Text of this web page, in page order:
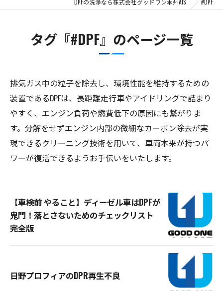
DPFの洗浄なら株式会社グッドワン本州AIS #DPF
タグ『#DPF』のページ一覧
排気ガス中の粒子を除去し、環境性能を維持するための
装置であるDPFは、長距離走行車やアイドリングで詰まり
やすく、エンジン負荷や燃費低下の原因にも繋がりま
す。分解をせずエンジン内部の微細なカーボン除去が実
現できるクリーニング技術を用いて、車両本来が持つパ
ワーが復活できるようお手伝いをいたします。
【車検前 やること】ディーゼル車はDPFが
鬼門！落とさないためのチェックリスト
完全版
日野プロフィアのDPR再生不良